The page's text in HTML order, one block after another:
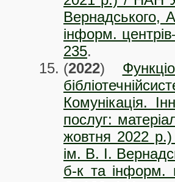
Вернадського,
інформ.
235.
(2022)
Комунікація.
послуг:
жовтня 2022
ім. В. І.
б-к та інформ.